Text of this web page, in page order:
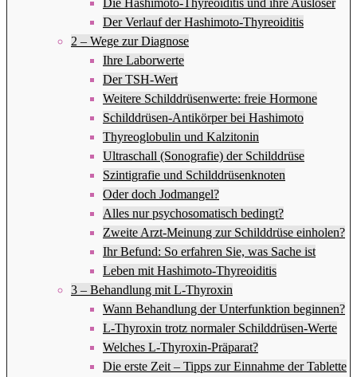
Der Verlauf der Hashimoto-Thyreoiditis
2 – Wege zur Diagnose
Ihre Laborwerte
Der TSH-Wert
Weitere Schilddrüsenwerte: freie Hormone
Schilddrüsen-Antikörper bei Hashimoto
Thyreoglobulin und Kalzitonin
Ultraschall (Sonografie) der Schilddrüse
Szintigrafie und Schilddrüsenknoten
Oder doch Jodmangel?
Alles nur psychosomatisch bedingt?
Zweite Arzt-Meinung zur Schilddrüse einholen?
Ihr Befund: So erfahren Sie, was Sache ist
Leben mit Hashimoto-Thyreoiditis
3 – Behandlung mit L-Thyroxin
Wann Behandlung der Unterfunktion beginnen?
L-Thyroxin trotz normaler Schilddrüsen-Werte
Welches L-Thyroxin-Präparat?
Die erste Zeit – Tipps zur Einnahme der Tablette